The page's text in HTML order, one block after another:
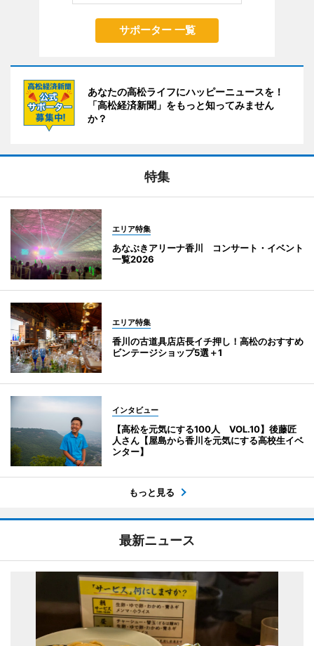
サポーター 一覧
あなたの高松ライフにハッピーニュースを！
「高松経済新聞」をもっと知ってみません
か？
特集
エリア特集
あなぶきアリーナ香川 コンサート・イベント
一覧2026
エリア特集
香川の古道具店店長イチ押し！高松のおすすめ
ビンテージショップ5選＋1
インタビュー
【高松を元気にする100人 VOL.10】後藤匠
人さん【屋島から香川を元気にする高校生イベ
ンター】
もっと見る
最新ニュース